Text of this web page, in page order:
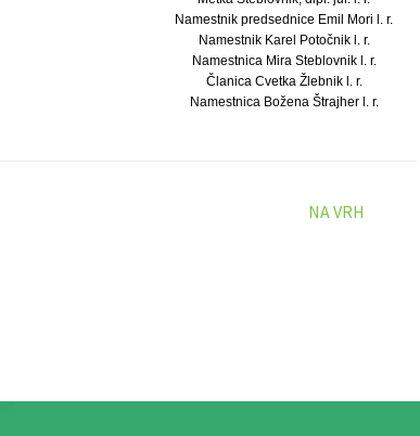
Namestnik predsednice Emil Mori l. r.
Namestnik Karel Potočnik l. r.
Namestnica Mira Steblovnik l. r.
Članica Cvetka Žlebnik l. r.
Namestnica Božena Štrajher l. r.
NA VRH